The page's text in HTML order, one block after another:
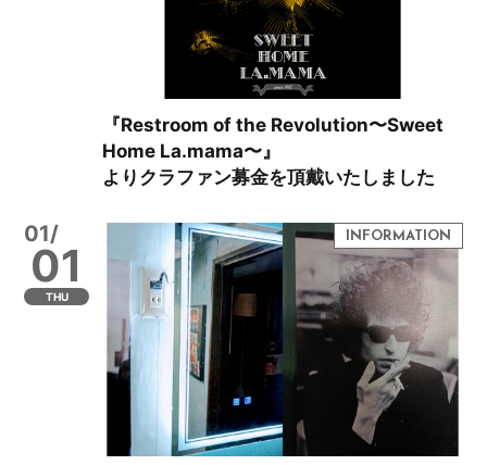
『Restroom of the Revolution〜Sweet
Home La.mama〜』
よりクラファン募金を頂戴いたしました
01/
01
THU